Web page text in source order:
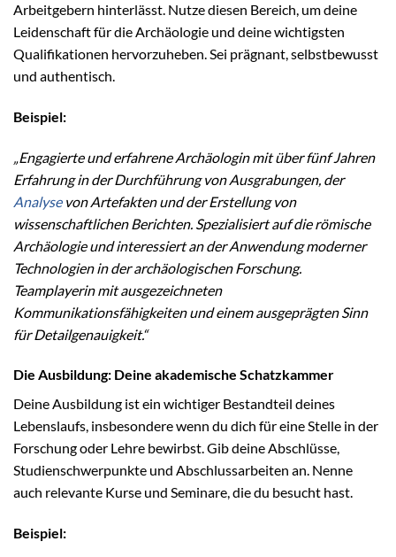
Arbeitgebern hinterlässt. Nutze diesen Bereich, um deine
Leidenschaft für die Archäologie und deine wichtigsten
Qualifikationen hervorzuheben. Sei prägnant, selbstbewusst
und authentisch.
Beispiel:
„Engagierte und erfahrene Archäologin mit über fünf Jahren
Erfahrung in der Durchführung von Ausgrabungen, der
Analysevon Artefakten und der Erstellung von
wissenschaftlichen Berichten. Spezialisiert auf die römische
Archäologie und interessiert an der Anwendung moderner
Technologien in der archäologischen Forschung.
Teamplayerin mit ausgezeichneten
Kommunikationsfähigkeiten und einem ausgeprägten Sinn
für Detailgenauigkeit.“
Die Ausbildung: Deine akademische Schatzkammer
Deine Ausbildung ist ein wichtiger Bestandteil deines
Lebenslaufs, insbesondere wenn du dich für eine Stelle in der
Forschung oder Lehre bewirbst. Gib deine Abschlüsse,
Studienschwerpunkte und Abschlussarbeiten an. Nenne
auch relevante Kurse und Seminare, die du besucht hast.
Beispiel: